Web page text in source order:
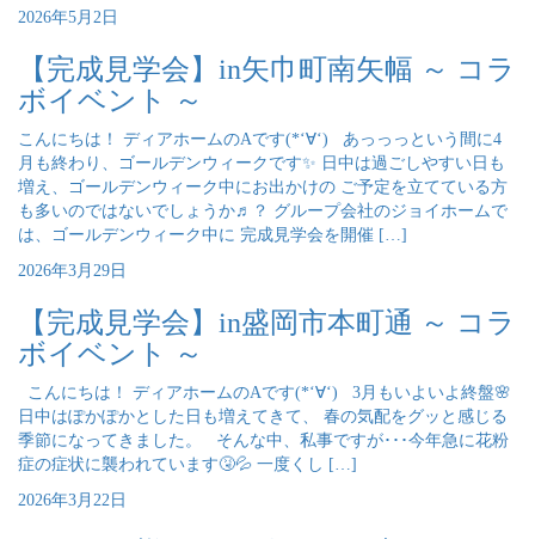
2026年5月2日
【完成見学会】in矢巾町南矢幅 ～ コラ
ボイベント ～
こんにちは！ ディアホームのAです(*‘∀‘) あっっっという間に4
月も終わり、ゴールデンウィークです✨ 日中は過ごしやすい日も
増え、ゴールデンウィーク中にお出かけの ご予定を立てている方
も多いのではないでしょうか♬？ グループ会社のジョイホームで
は、ゴールデンウィーク中に 完成見学会を開催 […]
2026年3月29日
【完成見学会】in盛岡市本町通 ～ コラ
ボイベント ～
こんにちは！ ディアホームのAです(*‘∀‘) 3月もいよいよ終盤🌸
日中はぽかぽかとした日も増えてきて、 春の気配をグッと感じる
季節になってきました。 そんな中、私事ですが･･･今年急に花粉
症の症状に襲われています🤧💦 一度くし […]
2026年3月22日